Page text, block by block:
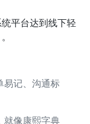
平台达到线下轻
易记、沟通标
就像康熙字典